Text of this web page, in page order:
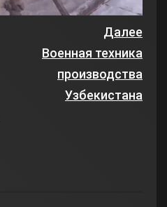
Далее
Военная техника
производства
Узбекистана